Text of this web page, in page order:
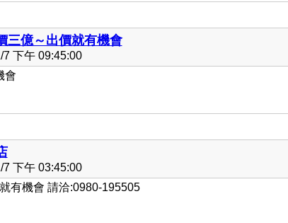
億～出價就有機會
下午 09:45:00
會
下午 03:45:00
有機會 請洽:0980-195505